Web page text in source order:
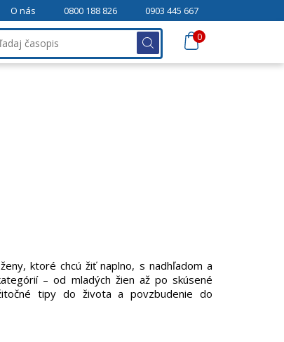
O nás 0800 188 826 0903 445 667
0
ktoré chcú žiť naplno, s nadhľadom a
– od mladých žien až po skúsené
tipy do života a povzbudenie do